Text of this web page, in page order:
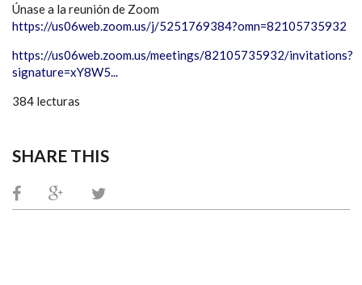
Únase a la reunión de Zoom
https://us06web.zoom.us/j/5251769384?omn=82105735932
https://us06web.zoom.us/meetings/82105735932/invitations?
signature=xY8W5...
384 lecturas
SHARE THIS